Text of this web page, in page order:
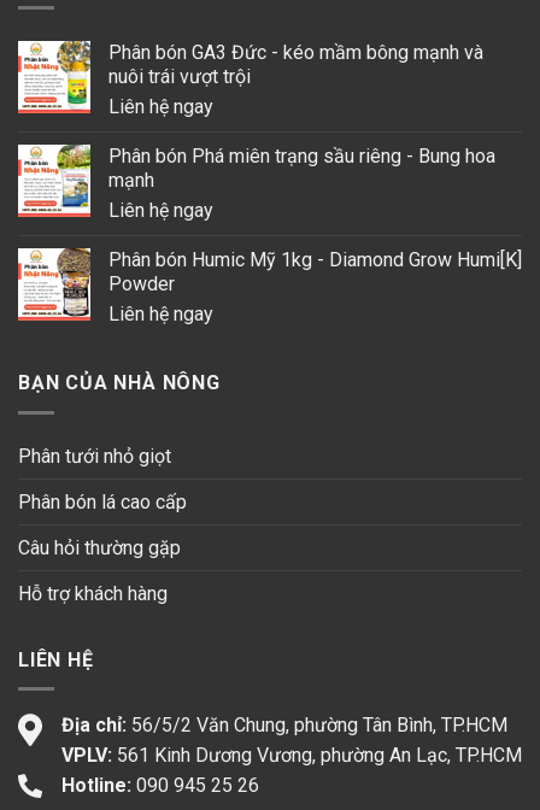
Phân bón GA3 Đức - kéo mầm bông mạnh và
nuôi trái vượt trội
Liên hệ ngay
Phân bón Phá miên trạng sầu riêng - Bung hoa
mạnh
Liên hệ ngay
Phân bón Humic Mỹ 1kg - Diamond Grow Humi[K]
Powder
Liên hệ ngay
BẠN CỦA NHÀ NÔNG
Phân tưới nhỏ giọt
Phân bón lá cao cấp
Câu hỏi thường gặp
Hỗ trợ khách hàng
LIÊN HỆ
Địa chỉ: 56/5/2 Văn Chung, phường Tân Bình, TP.HCM
VPLV: 561 Kinh Dương Vương, phường An Lạc, TP.HCM
Hotline: 090 945 25 26